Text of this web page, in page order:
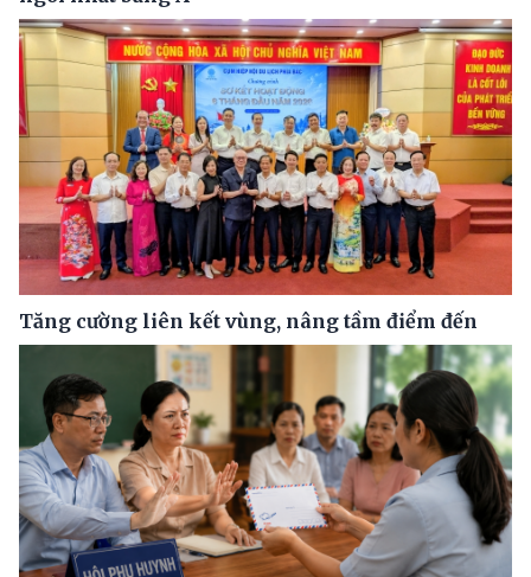
Tăng cường liên kết vùng, nâng tầm điểm đến